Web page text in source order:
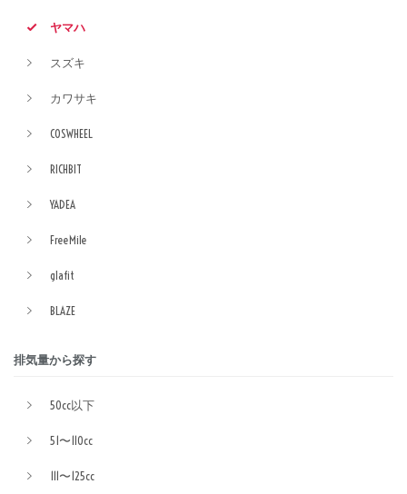
ヤマハ
スズキ
カワサキ
COSWHEEL
RICHBIT
YADEA
FreeMile
glafit
BLAZE
排気量から探す
50cc以下
51〜110cc
111〜125cc